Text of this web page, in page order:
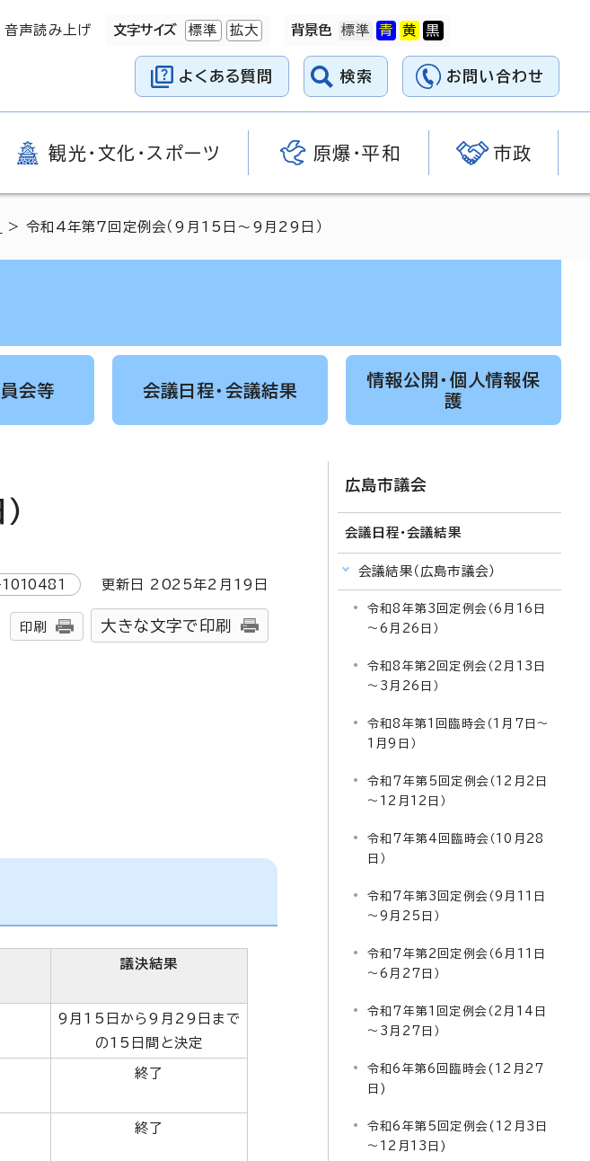
音声読み上げ 文字サイズ 標準 拡大 背景色
よくある質問 検索 お問い合わせ
観光・文化・スポーツ 原爆・平和 市政
> 令和4年第7回定例会（9月15日～9月29日）
会等 会議日程・会議結果
情報公開・個人情報保
護
1010481 更新日 2025年2月 19 日
印刷 大きな文字で印刷
議決結果
9月15日から9月29日まで
の15日間と決定
終了
終了
広島市議会
会議日程・会議結果
会議結果（広島市議会）
令和8年第3回定例会（6月16日
～6月26日）
令和8年第2回定例会（2月13日
～3月26日）
令和8年第1回臨時会（1月7日～
1月9日）
令和7年第5回定例会（12月2日
～12月12日）
令和7年第4回臨時会（10月28
日）
令和7年第3回定例会（9月11日
～9月25日）
令和7年第2回定例会（6月11日
～6月27日）
令和7年第1回定例会（2月14日
～3月27日）
令和6年第6回臨時会(12月27
日)
令和6年第5回定例会(12月3日
～12月13日)